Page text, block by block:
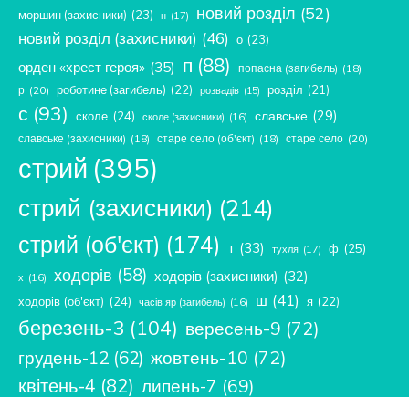
моршин (захисники) (23) н (17) новий розділ (52)
новий розділ (захисники) (46) о (23)
орден «хрест героя» (35) п (88) попасна (загибель) (18)
р (20) роботине (загибель) (22) розвадів (15) розділ (21)
с (93) сколе (24) сколе (захисники) (16) славське (29)
славське (захисники) (18) старе село (об'єкт) (18) старе село (20)
стрий (395)
стрий (захисники) (214)
стрий (об'єкт) (174) т (33) тухля (17) ф (25)
х (16) ходорів (58) ходорів (захисники) (32)
ходорів (об'єкт) (24) часів яр (загибель) (16) ш (41) я (22)
березень-3 (104) вересень-9 (72)
грудень-12 (62) жовтень-10 (72)
квітень-4 (82) липень-7 (69)